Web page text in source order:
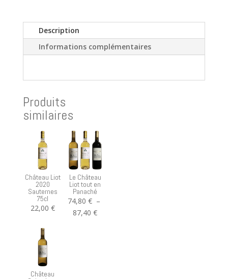
Description
Informations complémentaires
Produits
similaires
Château Liot
2020
Sauternes
75cl
22,00 €
Le Château
Liot tout en
Panaché
74,80€ –
87,40€Plage
Château